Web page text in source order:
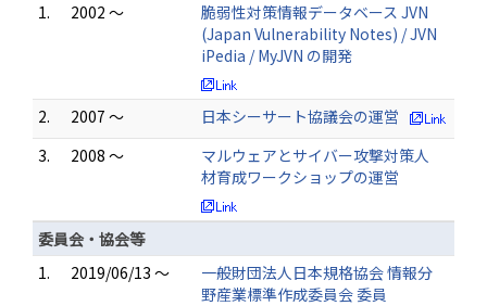
1.
2002 ～
脆弱性対策情報データベース JVN
(Japan Vulnerability Notes) / JVN
iPedia / MyJVN の開発
2. 2007 ～
日本シーサート協議会の運営
3.
2008 ～
マルウェアとサイバー攻撃対策人
材育成ワークショップの運営
委員会・協会等
1.
2019/06/13 ～
一般財団法人日本規格協会 情報分
野産業標準作成委員会 委員